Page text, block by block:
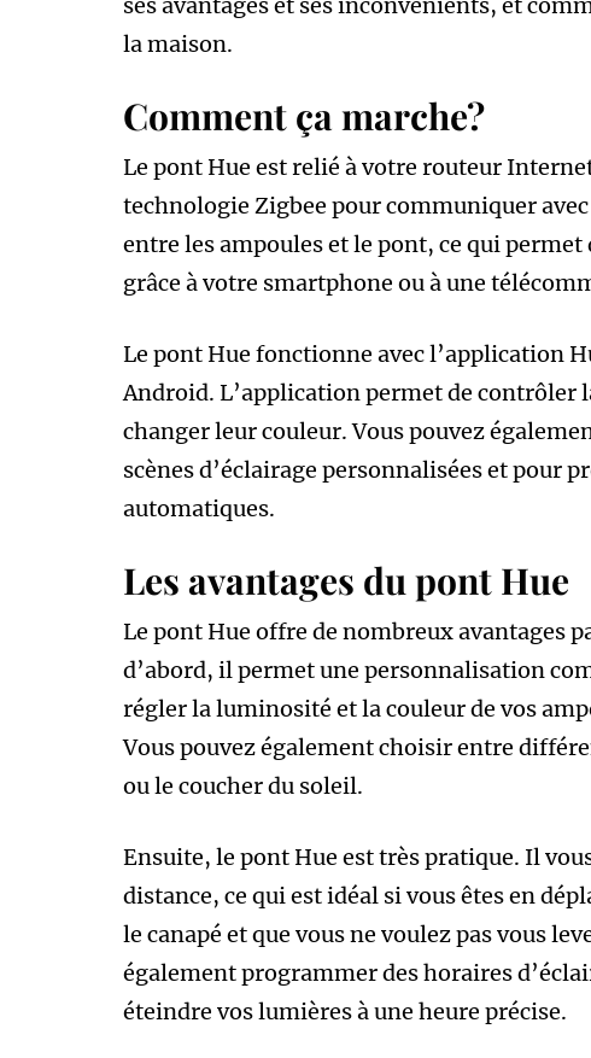
la maison.
Comment ça marche?
Le pont Hue est relié à votre routeur
technologie Zigbee pour communiquer
entre les ampoules et le pont, ce qui
grâce à votre smartphone ou à une
Le pont Hue fonctionne avec l’application
Android. L’application permet de contrôler
changer leur couleur. Vous pouvez
scènes d’éclairage personnalisées et pour
automatiques.
Les avantages du pont Hue
Le pont Hue offre de nombreux avantages
d’abord, il permet une personnalisation
régler la luminosité et la couleur de vos
Vous pouvez également choisir entre
ou le coucher du soleil.
Ensuite, le pont Hue est très pratique. Il
distance, ce qui est idéal si vous êtes en
le canapé et que vous ne voulez pas vous
également programmer des horaires
éteindre vos lumières à une heure précise.